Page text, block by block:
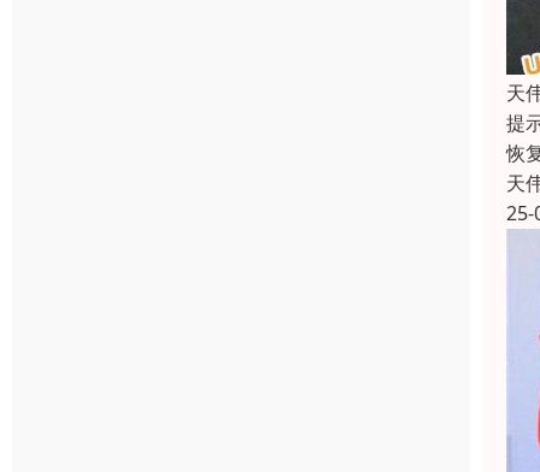
天
提
恢
天
25-